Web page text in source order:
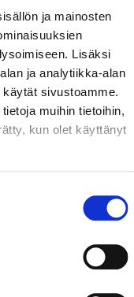
ja mainosten
Lisäksi
ja analytiikka-alan
sivustoamme.
muihin tietoihin,
kun olet käyttänyt